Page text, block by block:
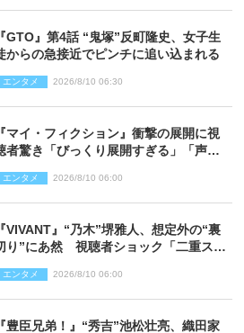
『GTO』第4話 “鬼塚”反町隆史、女子生
からの急接近でピンチに追い込まれる
エンタメ 2026/8/10 06:30
『マイ・フィクション』衝撃の展開に視
者驚き「びっくり展開すぎる」「声出
エンタメ 2026/8/10 06:00
『VIVANT』“乃木”堺雅人、想定外の“裏
り”にあ然 視聴者ショック「二重スパ
エンタメ 2026/8/10 06:00
『豊臣兄弟！』“秀吉”池松壮亮、織田家